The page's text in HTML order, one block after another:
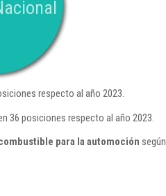
respecto al año 2023.
36 posiciones respecto al año 2023.
para la automoción según